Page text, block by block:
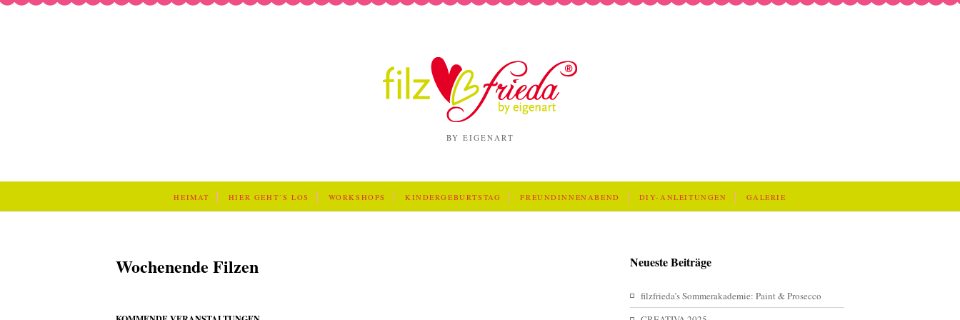
BY EIGENART
HEIMAT HIER GEHT´S LOS WORKSHOPS KINDERGEBURTSTAG FREUNDINNENABEND DIY-ANLEITUNGEN GALERIE
Wochenende Filzen Neueste Beiträge
filzfrieda’s Sommerakademie: Paint & Prosecco